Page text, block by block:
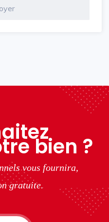
bien ?
vous fournira,
gratuite.